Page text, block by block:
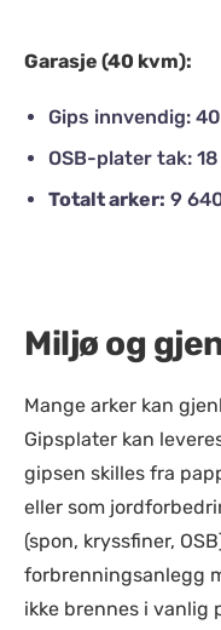
Garasje (40 kvm):
Gips innvendig:
OSB-plater tak:
Totalt arker: 9
Miljø og
Mange arker kan
Gipsplater kan
gipsen skilles fra
eller som
(spon, kryssfiner,
forbrenningsanlegg
ikke brennes i vanlig